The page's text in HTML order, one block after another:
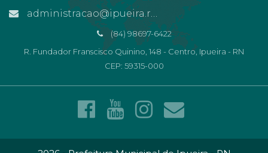
administracao@ipueira.rn.gov.br
(84) 98697-6422
R. Fundador Franscisco Quinino, 148 - Centro, Ipueira - RN
CEP: 59315-000